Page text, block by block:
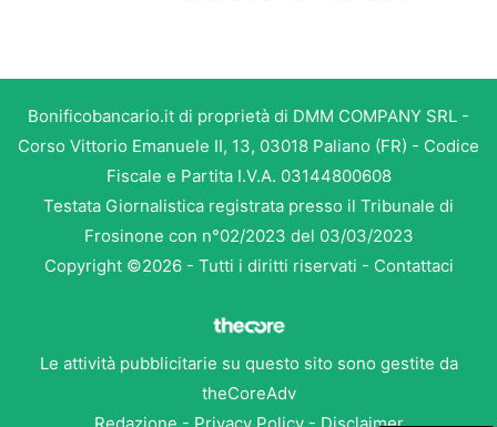
Bonificobancario.it di proprietà di DMM COMPANY SRL -
Corso Vittorio Emanuele II, 13, 03018 Paliano (FR) - Codice
Fiscale e Partita I.V.A. 03144800608
Testata Giornalistica registrata presso il Tribunale di
Frosinone con n°02/2023 del 03/03/2023
Copyright ©2026 - Tutti i diritti riservati - Contattaci
Le attività pubblicitarie su questo sito sono gestite da
theCoreAdv